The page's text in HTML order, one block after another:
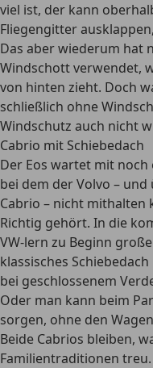
viel ist, der kann
Fliegengitter
Das aber wiederum hat
Windschott verwendet,
von hinten zieht. Doch
schließlich ohne
Windschutz auch nicht
Cabrio mit Schiebedach
Der Eos wartet mit
bei dem der Volvo –
Cabrio – nicht mithalten
Richtig gehört. In die
VW-lern zu Beginn
klassisches
bei geschlossenem
Oder man kann beim
sorgen, ohne den
Beide Cabrios bleiben,
Familientraditionen